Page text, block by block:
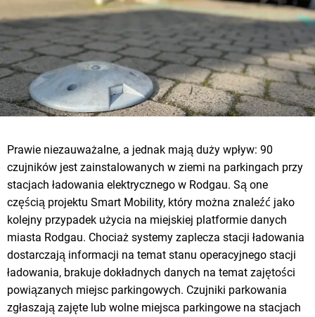
Prawie niezauważalne, a jednak mają duży wpływ: 90
czujników jest zainstalowanych w ziemi na parkingach przy
stacjach ładowania elektrycznego w Rodgau. Są one
częścią projektu Smart Mobility, który można znaleźć jako
kolejny przypadek użycia na miejskiej platformie danych
miasta Rodgau. Chociaż systemy zaplecza stacji ładowania
dostarczają informacji na temat stanu operacyjnego stacji
ładowania, brakuje dokładnych danych na temat zajętości
powiązanych miejsc parkingowych. Czujniki parkowania
zgłaszają zajęte lub wolne miejsca parkingowe na stacjach